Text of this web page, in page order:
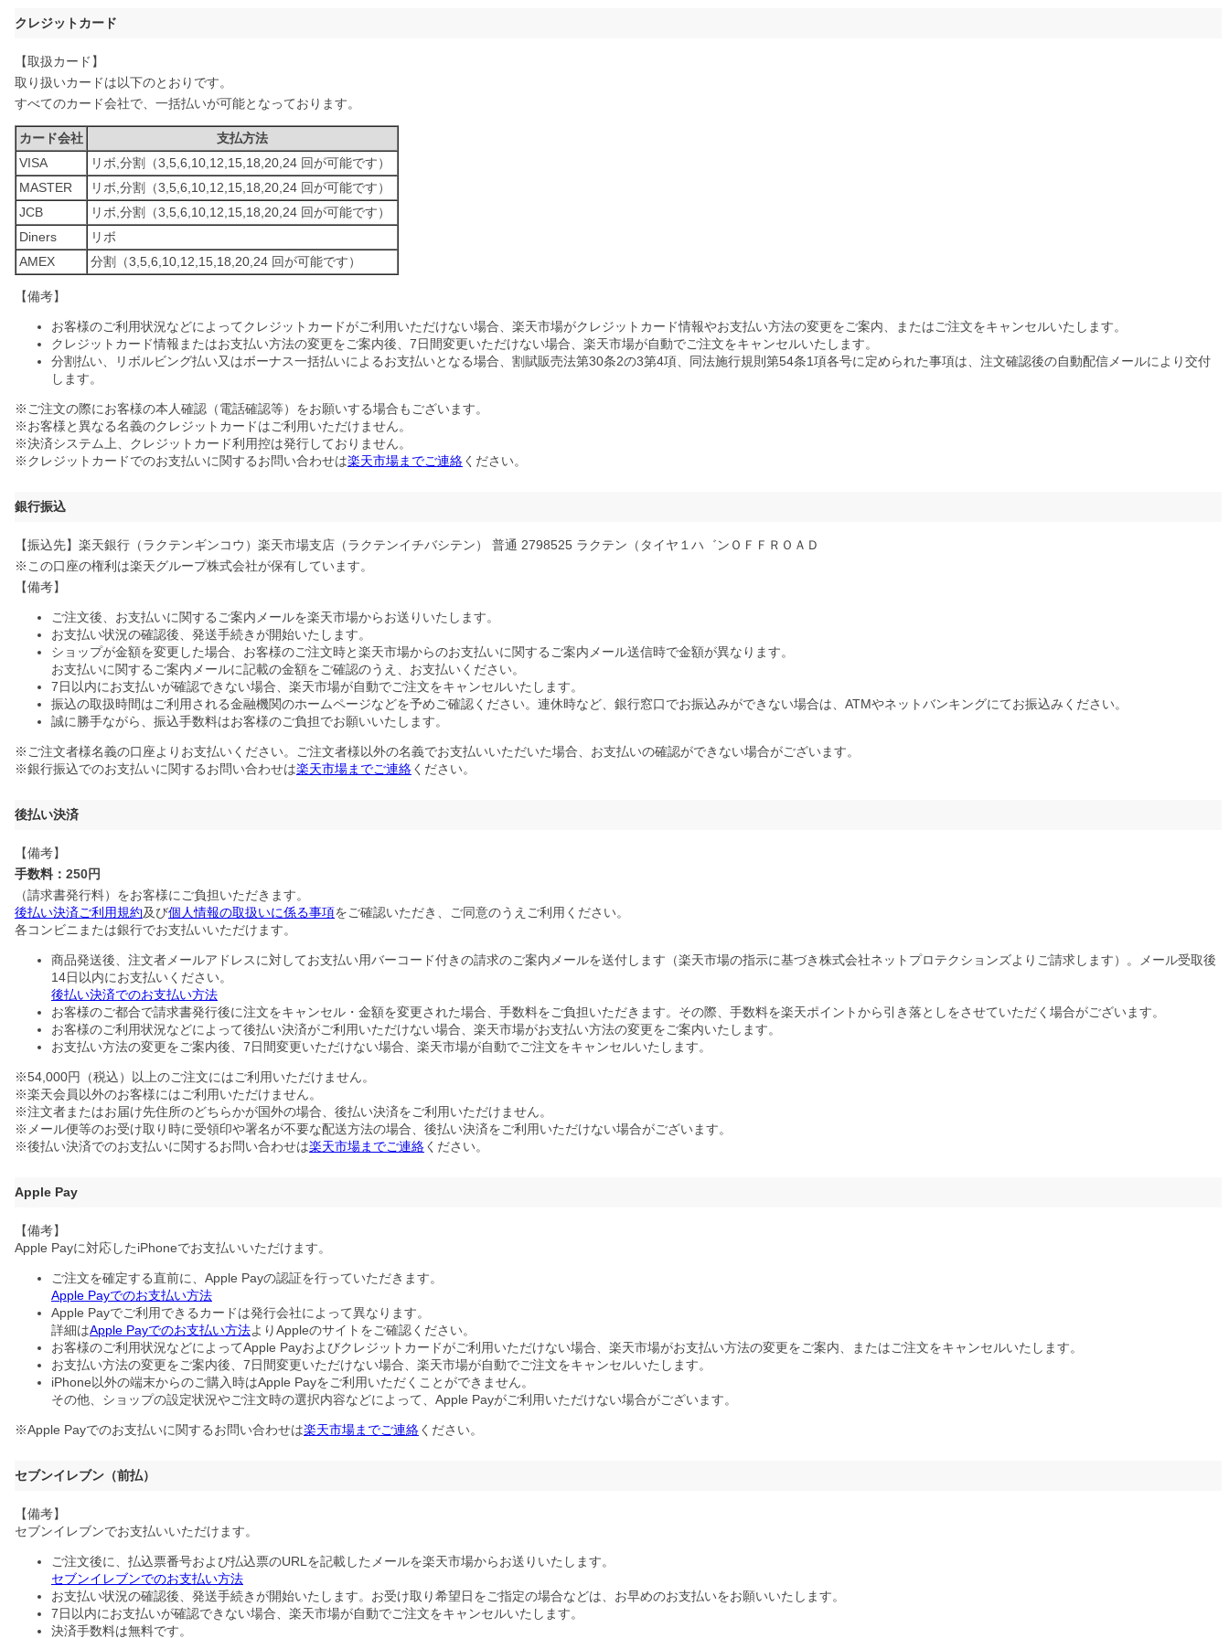
クレジットカード
【取扱カード】
取り扱いカードは以下のとおりです。
すべてのカード会社で、一括払いが可能となっております。
カード会社
支払方法
VISA
リボ,分割（3,5,6,10,12,15,18,20,24 回が可能です）
MASTER
リボ,分割（3,5,6,10,12,15,18,20,24 回が可能です）
JCB
リボ,分割（3,5,6,10,12,15,18,20,24 回が可能です）
Diners
リボ
AMEX
分割（3,5,6,10,12,15,18,20,24 回が可能です）
【備考】
お客様のご利用状況などによってクレジットカードがご利用いただけない場合、楽天市場がクレジットカード情報やお支払い方法の変更をご案内、またはご注文をキャンセルいたします。
クレジットカード情報またはお支払い方法の変更をご案内後、7日間変更いただけない場合、楽天市場が自動でご注文をキャンセルいたします。
分割払い、リボルビング払い又はボーナス一括払いによるお支払いとなる場合、割賦販売法第30条2の3第4項、同法施行規則第54条1項各号に定められた事項は、注文確認後の自動配信メールにより交付
します。
※ご注文の際にお客様の本人確認（電話確認等）をお願いする場合もございます。
※お客様と異なる名義のクレジットカードはご利用いただけません。
※決済システム上、クレジットカード利用控は発行しておりません。
※クレジットカードでのお支払いに関するお問い合わせは楽天市場までご連絡ください。
銀行振込
【振込先】楽天銀行（ラクテンギンコウ）楽天市場支店（ラクテンイチバシテン） 普通 2798525 ラクテン（タイヤ１ハ゛ンＯＦＦＲＯＡＤ
※この口座の権利は楽天グループ株式会社が保有しています。
【備考】
ご注文後、お支払いに関するご案内メールを楽天市場からお送りいたします。
お支払い状況の確認後、発送手続きが開始いたします。
ショップが金額を変更した場合、お客様のご注文時と楽天市場からのお支払いに関するご案内メール送信時で金額が異なります。
お支払いに関するご案内メールに記載の金額をご確認のうえ、お支払いください。
7日以内にお支払いが確認できない場合、楽天市場が自動でご注文をキャンセルいたします。
振込の取扱時間はご利用される金融機関のホームページなどを予めご確認ください。連休時など、銀行窓口でお振込みができない場合は、ATMやネットバンキングにてお振込みください。
誠に勝手ながら、振込手数料はお客様のご負担でお願いいたします。
※ご注文者様名義の口座よりお支払いください。ご注文者様以外の名義でお支払いいただいた場合、お支払いの確認ができない場合がございます。
※銀行振込でのお支払いに関するお問い合わせは楽天市場までご連絡ください。
後払い決済
【備考】
手数料： 250円
（請求書発行料）をお客様にご負担いただきます。
後払い決済ご利用規約及び個人情報の取扱いに係る事項をご確認いただき、ご同意のうえご利用ください。
各コンビニまたは銀行でお支払いいただけます。
商品発送後、注文者メールアドレスに対してお支払い用バーコード付きの請求のご案内メールを送付します（楽天市場の指示に基づき株式会社ネットプロテクションズよりご請求します）。メール受取後
14日以内にお支払いください。
後払い決済でのお支払い方法
お客様のご都合で請求書発行後に注文をキャンセル・金額を変更された場合、手数料をご負担いただきます。その際、手数料を楽天ポイントから引き落としをさせていただく場合がございます。
お客様のご利用状況などによって後払い決済がご利用いただけない場合、楽天市場がお支払い方法の変更をご案内いたします。
お支払い方法の変更をご案内後、7日間変更いただけない場合、楽天市場が自動でご注文をキャンセルいたします。
※54,000円（税込）以上のご注文にはご利用いただけません。
※楽天会員以外のお客様にはご利用いただけません。
※注文者またはお届け先住所のどちらかが国外の場合、後払い決済をご利用いただけません。
※メール便等のお受け取り時に受領印や署名が不要な配送方法の場合、後払い決済をご利用いただけない場合がございます。
※後払い決済でのお支払いに関するお問い合わせは楽天市場までご連絡ください。
Apple Pay
【備考】
Apple Payに対応したiPhoneでお支払いいただけます。
ご注文を確定する直前に、Apple Payの認証を行っていただきます。
Apple Payでのお支払い方法
Apple Payでご利用できるカードは発行会社によって異なります。
詳細はApple Payでのお支払い方法よりAppleのサイトをご確認ください。
お客様のご利用状況などによってApple Payおよびクレジットカードがご利用いただけない場合、楽天市場がお支払い方法の変更をご案内、またはご注文をキャンセルいたします。
お支払い方法の変更をご案内後、7日間変更いただけない場合、楽天市場が自動でご注文をキャンセルいたします。
iPhone以外の端末からのご購入時はApple Payをご利用いただくことができません。
その他、ショップの設定状況やご注文時の選択内容などによって、Apple Payがご利用いただけない場合がございます。
※Apple Payでのお支払いに関するお問い合わせは楽天市場までご連絡ください。
セブンイレブン（前払）
【備考】
セブンイレブンでお支払いいただけます。
ご注文後に、払込票番号および払込票のURLを記載したメールを楽天市場からお送りいたします。
セブンイレブンでのお支払い方法
お支払い状況の確認後、発送手続きが開始いたします。お受け取り希望日をご指定の場合などは、お早めのお支払いをお願いいたします。
7日以内にお支払いが確認できない場合、楽天市場が自動でご注文をキャンセルいたします。
決済手数料は無料です。